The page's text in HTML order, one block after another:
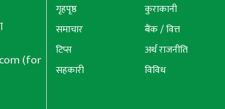
(for
गृहपृष्ठ
समाचार
टिप्स
सहकारी
कुराकानी
बैंक / वित्त
अर्थ राजनीति
विविध